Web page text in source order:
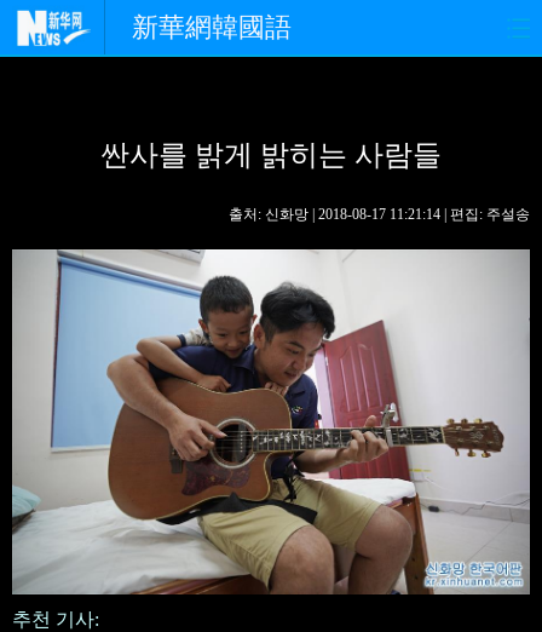
新華網韓國語
경제 사회 포토
핫 TV 문화
연예
생생 중국어
싼사를 밝게 밝히는 사람들
출처: 신화망 | 2018-08-17 11:21:14 | 편집: 주설송
추천 기사: